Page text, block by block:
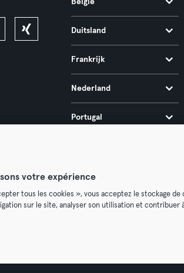
België
Duitsland
Frankrijk
Nederland
Portugal
Algemene Voorwaarden
votre expérience
tous les cookies », vous acceptez le stockage de
sur le site, analyser son utilisation et contribuer